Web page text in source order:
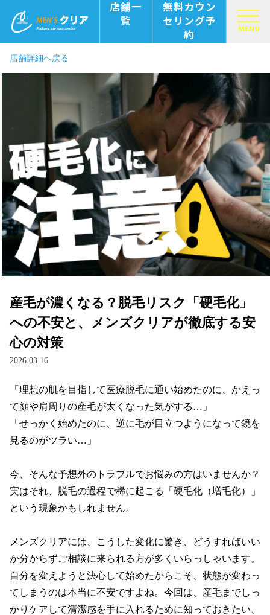
店舗一
覧
無料カウン
セリング予
約
MENU
店舗詳細へ戻る
産毛が濃くなる？脱毛リスク「硬毛化」
への不安と、メンズクリアが徹底する安
心の対策
2026.03.16
「理想の肌を目指して医療脱毛に通い始めたのに、かえっ
て顔や肩周りの産毛が太くなった気がする…」
「せっかく始めたのに、逆に毛が目立つようになって鏡を
見るのがツラい…」
今、そんな予想外のトラブルでお悩みの方はいませんか？
実はそれ、脱毛の過程で稀に起こる「硬毛化（増毛化）」
という現象かもしれません。
メンズクリアには、こうした変化に驚き、どうすればいい
か分からずご相談に来られる方が多くいらっしゃいます。
自分を変えようと決心して始めたからこそ、状態が変わっ
てしまうのは本当に不安ですよね。今回は、産毛までしっ
かりケアして清潔感を手に入れるために知っておきたい、